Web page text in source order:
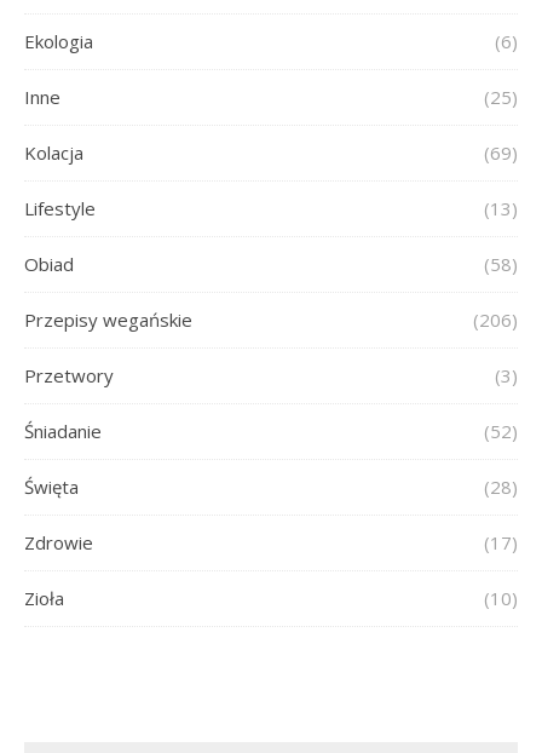
Ekologia (6)
Inne (25)
Kolacja (69)
Lifestyle (13)
Obiad (58)
Przepisy wegańskie (206)
Przetwory (3)
Śniadanie (52)
Święta (28)
Zdrowie (17)
Zioła (10)